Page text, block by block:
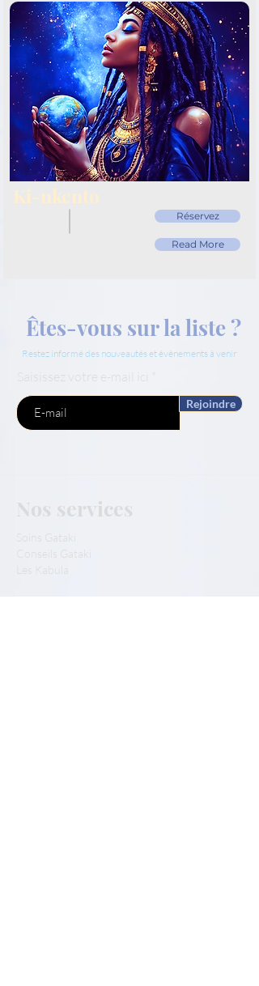
Ki-nkento
Réservez
Read More
Êtes-vous sur la liste ?
Restez informé des nouveautés et évènements à venir
Saisissez votre e-mail ici
Rejoindre
Nos services
Soins Gataki
Conseils Gataki
Les Kabula